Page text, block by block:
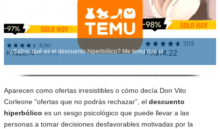
¿Sabes qué es el descuento hiperbólico? Me temu que si
Aparecen como ofertas irresistibles o cómo decía Don Vito
Corleone "ofertas que no podrás rechazar”, el descuento
hiperbólico es un sesgo psicológico que puede llevar a las
personas a tomar decisiones desfavorables motivadas por la